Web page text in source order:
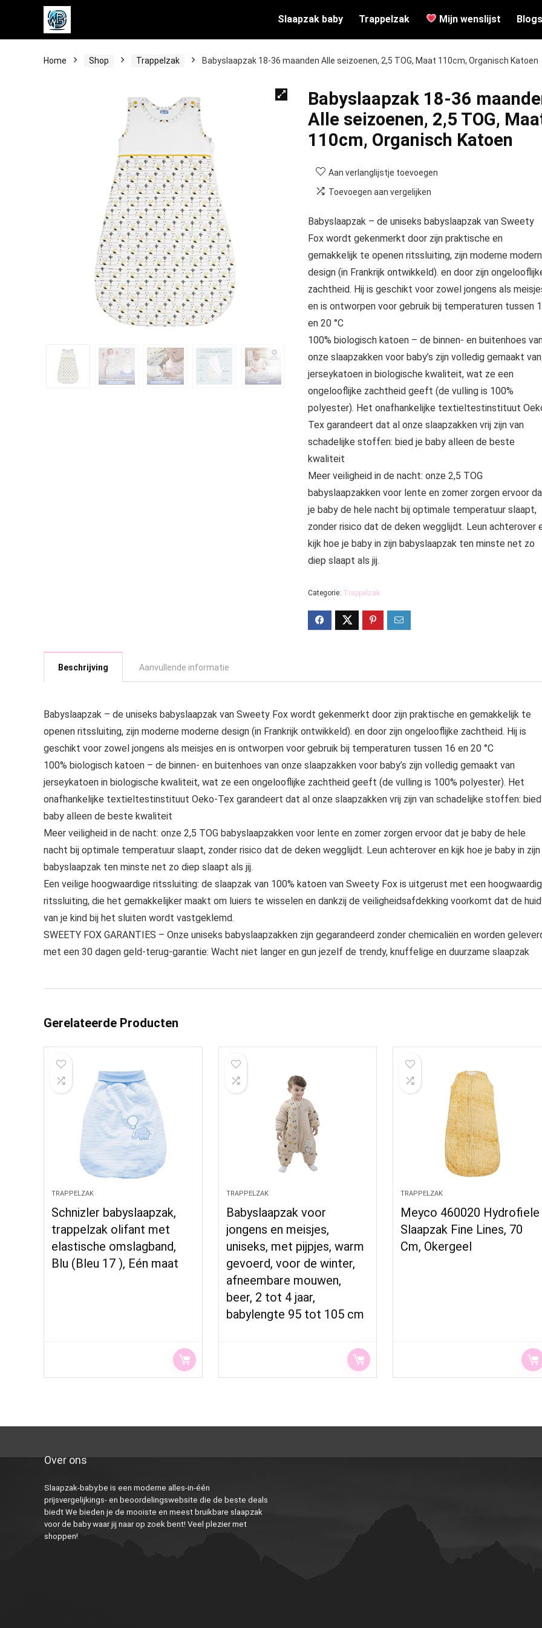
Slaapzak baby Trappelzak Mijn wenslijst Blogs
Home Shop Trappelzak Babyslaapzak 18-36 maanden Alle seizoenen, 2,5 TOG, Maat 110cm, Organisch Katoen
Babyslaapzak 18-36
Alle seizoenen, 2,5 TOG,
110cm, Organisch Katoen
Aan verlanglijstje toevoegen
Toevoegen aan vergelijken
Babyslaapzak – de uniseks babyslaapzak van Sweety
Fox wordt gekenmerkt door zijn praktische en
gemakkelijk te openen ritssluiting, zijn moderne
design (in Frankrijk ontwikkeld). en door zijn
zachtheid. Hij is geschikt voor zowel jongens als
en is ontworpen voor gebruik bij temperaturen tussen
en 20 °C
100% biologisch katoen – de binnen- en buitenhoes
onze slaapzakken voor baby’s zijn volledig gemaakt van
jerseykatoen in biologische kwaliteit, wat ze een
ongelooflijke zachtheid geeft (de vulling is 100%
polyester). Het onafhankelijke textieltestinstituut
Tex garandeert dat al onze slaapzakken vrij zijn van
schadelijke stoffen: bied je baby alleen de beste
kwaliteit
Meer veiligheid in de nacht: onze 2,5 TOG
babyslaapzakken voor lente en zomer zorgen ervoor
je baby de hele nacht bij optimale temperatuur slaapt,
zonder risico dat de deken wegglijdt. Leun achterover
kijk hoe je baby in zijn babyslaapzak ten minste net zo
diep slaapt als jij.
Categorie: Trappelzak
Beschrijving Aanvullende informatie
Babyslaapzak – de uniseks babyslaapzak van Sweety Fox wordt gekenmerkt door zijn praktische en gemakkelijk te
openen ritssluiting, zijn moderne moderne design (in Frankrijk ontwikkeld). en door zijn ongelooflijke zachtheid. Hij is
geschikt voor zowel jongens als meisjes en is ontworpen voor gebruik bij temperaturen tussen 16 en 20 °C
100% biologisch katoen – de binnen- en buitenhoes van onze slaapzakken voor baby’s zijn volledig gemaakt van
jerseykatoen in biologische kwaliteit, wat ze een ongelooflijke zachtheid geeft (de vulling is 100% polyester). Het
onafhankelijke textieltestinstituut Oeko-Tex garandeert dat al onze slaapzakken vrij zijn van schadelijke stoffen:
baby alleen de beste kwaliteit
Meer veiligheid in de nacht: onze 2,5 TOG babyslaapzakken voor lente en zomer zorgen ervoor dat je baby de hele
nacht bij optimale temperatuur slaapt, zonder risico dat de deken wegglijdt. Leun achterover en kijk hoe je baby in zijn
babyslaapzak ten minste net zo diep slaapt als jij.
Een veilige hoogwaardige ritssluiting: de slaapzak van 100% katoen van Sweety Fox is uitgerust met een
ritssluiting, die het gemakkelijker maakt om luiers te wisselen en dankzij de veiligheidsafdekking voorkomt dat de huid
van je kind bij het sluiten wordt vastgeklemd.
SWEETY FOX GARANTIES – Onze uniseks babyslaapzakken zijn gegarandeerd zonder chemicaliën en worden
met een 30 dagen geld-terug-garantie: Wacht niet langer en gun jezelf de trendy, knuffelige en duurzame slaapzak
Gerelateerde Producten
TRAPPELZAK
Schnizler babyslaapzak,
trappelzak olifant met
elastische omslagband,
Blu (Bleu 17 ), Eén maat
TRAPPELZAK
Babyslaapzak voor
jongens en meisjes,
uniseks, met pijpjes, warm
gevoerd, voor de winter,
afneembare mouwen,
beer, 2 tot 4 jaar,
babylengte 95 tot 105 cm
TRAPPELZAK
Meyco 460020 Hydrofiele
Slaapzak Fine Lines, 70
Cm, Okergeel
Over ons
Slaapzak-baby.be is een moderne alles-in-één
prijsvergelijkings- en beoordelingswebsite die de beste deals
biedt We bieden je de mooiste en meest bruikbare slaapzak
voor de baby waar jij naar op zoek bent! Veel plezier met
shoppen!